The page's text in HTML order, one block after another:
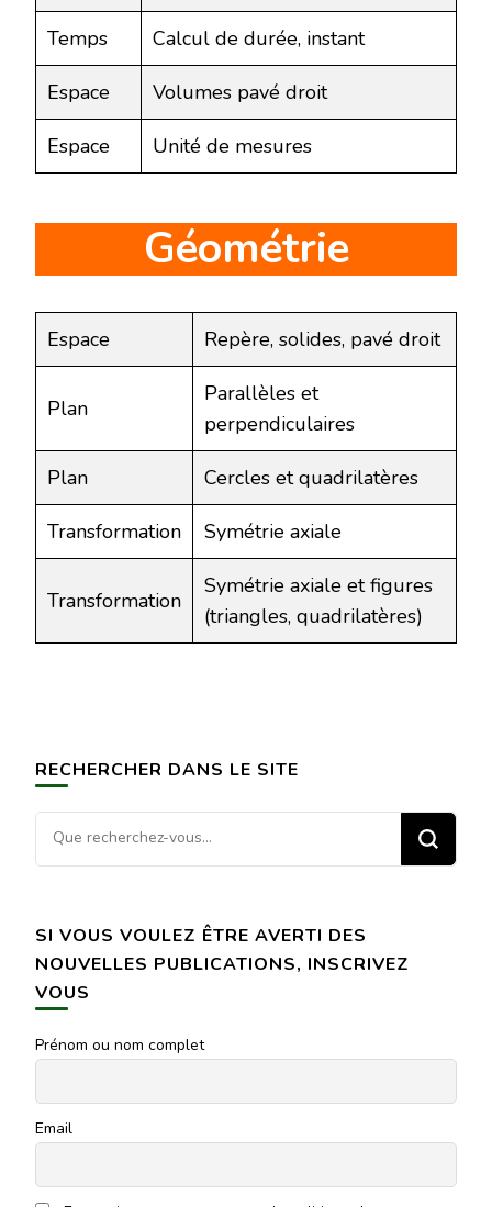
Temps Calcul de durée, instant
Espace Volumes pavé droit
Espace Unité de mesures
Géométrie
Espace Repère, solides, pavé droit
Plan
Parallèles et
perpendiculaires
Plan Cercles et quadrilatères
Transformation Symétrie axiale
Transformation
Symétrie axiale et figures
(triangles, quadrilatères)
RECHERCHER DANS LE SITE
Vous
recherchiez
SI VOUS VOULEZ ÊTRE AVERTI DES
NOUVELLES PUBLICATIONS, INSCRIVEZ
VOUS
Prénom ou nom complet
Email